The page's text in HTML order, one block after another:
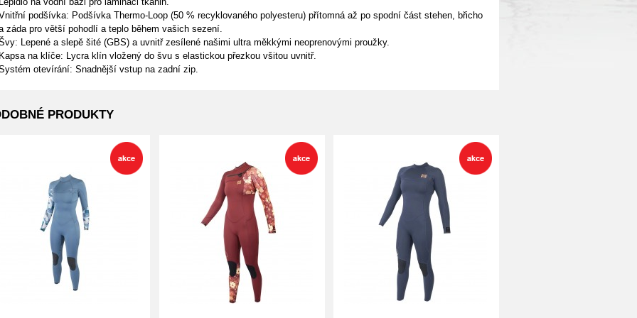
podšívka: Podšívka Thermo-Loop (50 % recyklovaného polyesteru) přítomná až po spodní část stehen, břicho
záda pro větší pohodlí a teplo během vašich sezení.
Lepené a slepě šité (GBS) a uvnitř zesílené našimi ultra měkkými neoprenovými proužky.
na klíče: Lycra klín vložený do švu s elastickou přezkou všitou uvnitř.
otevírání: Snadnější vstup na zadní zip.
PRODUKTY